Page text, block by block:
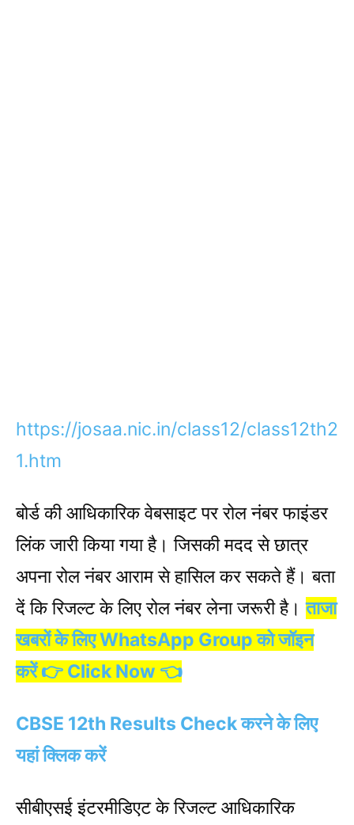
https://josaa.nic.in/class12/class12th2
1.htm
बोर्ड की आधिकारिक वेबसाइट पर रोल नंबर फाइंडर
लिंक जारी किया गया है। जिसकी मदद से छात्र
अपना रोल नंबर आराम से हासिल कर सकते हैं। बता
दें कि रिजल्ट के लिए रोल नंबर लेना जरूरी है।ताजा
खबरों के लिए WhatsApp Group को जॉइन
करें 👉 Click Now 👈
CBSE 12th Results Check करने के लिए
यहां क्लिक करें
सीबीएसई इंटरमीडिएट के रिजल्ट आधिकारिक